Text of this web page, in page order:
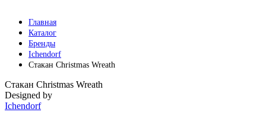
Главная
Каталог
Бренды
Ichendorf
Стакан Christmas Wreath
Стакан Christmas Wreath
Designed by
Ichendorf